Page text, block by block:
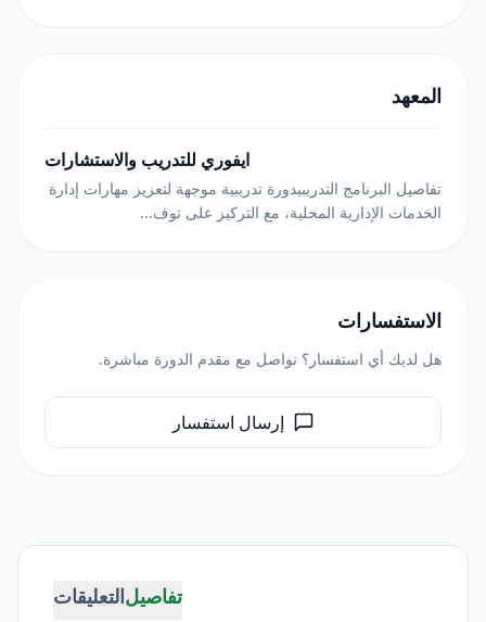
تفاصيلالتعليقات
المعهد
ايفوري للتدريب والاستشارات
تفاصيل البرنامج التدريبيدورة تدريبية موجهة لتعزيز مهارات إدارة
الخدمات الإدارية المحلية، مع التركيز على توف...
الاستفسارات
هل لديك أي استفسار؟ تواصل مع مقدم الدورة مباشرة.
إرسال استفسار